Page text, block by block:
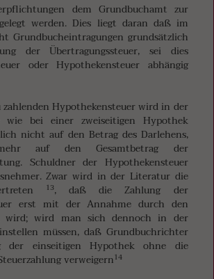
dem Grundbuchamt zur
werden. Dies liegt daran daß im
Grundbucheintragungen grundsätzlich
der Übertragungssteuer, sei dies
oder Hypothekensteuer abhängig
zahlenden Hypothekensteuer wird in der
wie bei einer zweiseitigen Hypothek
nicht auf den Betrag des Darlehens,
auf den Gesamtbetrag der
Schuldner der Hypothekensteuer
Zwar wird in der Literatur die
13, daß die Zahlung der
erst mit der Annahme durch den
wird; wird man sich dennoch in der
müssen, daß Grundbuchrichter
der einseitigen Hypothek ohne die
verweigern14